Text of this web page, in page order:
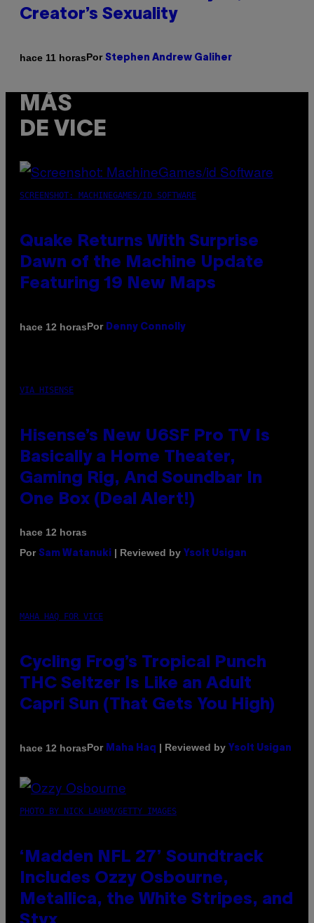
Creator’s Sexuality
hace 11 horasPor Stephen Andrew Galiher
MÁS
DE VICE
SCREENSHOT: MACHINEGAMES/ID SOFTWARE
Quake Returns With Surprise
Dawn of the Machine Update
Featuring 19 New Maps
hace 12 horasPor Denny Connolly
VIA HISENSE
Hisense’s New U6SF Pro TV Is
Basically a Home Theater,
Gaming Rig, And Soundbar In
One Box (Deal Alert!)
hace 12 horas
Por Sam Watanuki | Reviewed by Ysolt Usigan
MAHA HAQ FOR VICE
Cycling Frog’s Tropical Punch
THC Seltzer Is Like an Adult
Capri Sun (That Gets You High)
hace 12 horasPor Maha Haq | Reviewed by Ysolt Usigan
PHOTO BY NICK LAHAM/GETTY IMAGES
‘Madden NFL 27’ Soundtrack
Includes Ozzy Osbourne,
Metallica, the White Stripes, and